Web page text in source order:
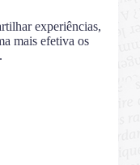
experiências,
mais efetiva os